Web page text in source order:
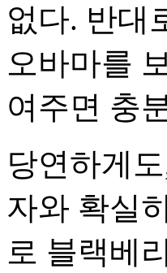
없다. 반대
오바마를
여주면 충
당연하게
자와 확실
로 블랙베